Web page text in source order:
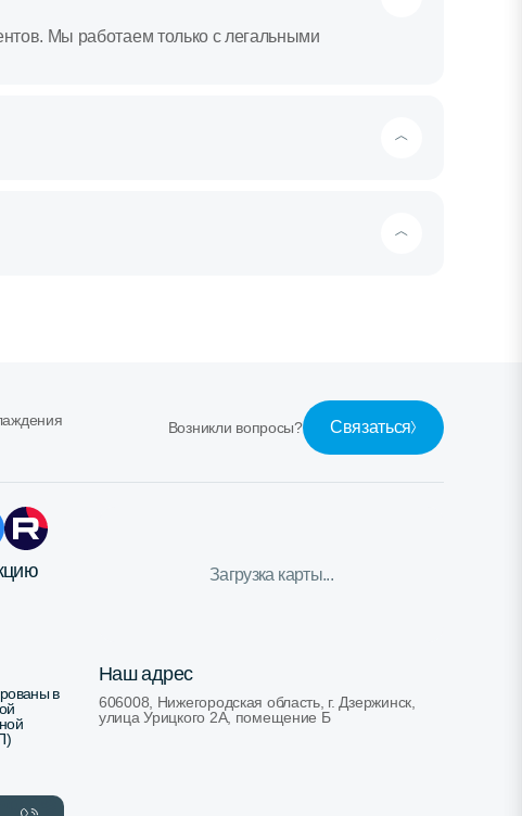
Мы работаем только с легальными
Возникли вопросы? Связаться
в
Загрузка карты...
Наш адрес
606008, Нижегородская область, г. Дзержинск,
улица Урицкого 2А, помещение Б